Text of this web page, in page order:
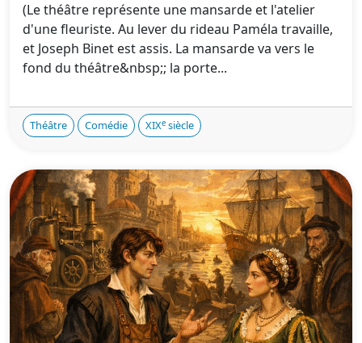
(Le théâtre représente une mansarde et l'atelier
d'une fleuriste. Au lever du rideau Paméla travaille,
et Joseph Binet est assis. La mansarde va vers le
fond du théâtre&nbsp;; la porte...
Théâtre Comédie XIXe siècle